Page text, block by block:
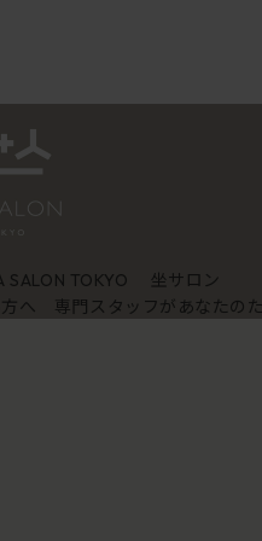
SALON TOKYO
坐サロン
へ 専門スタッフがあなたの